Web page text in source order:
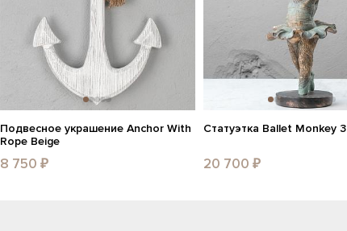
Подвесное украшение Anchor With
Rope Beige
8 750 ₽
Статуэтка Ballet Monkey 3
20 700 ₽